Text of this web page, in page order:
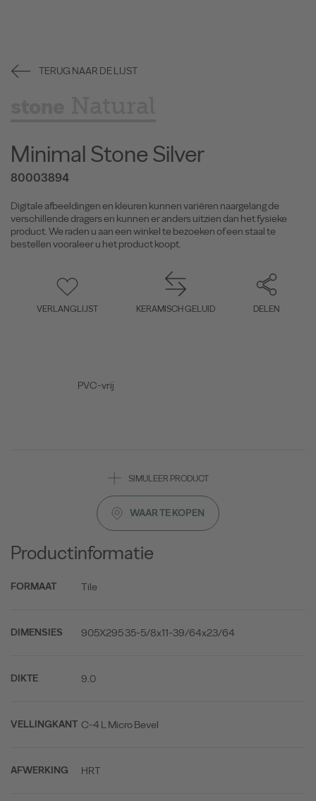
TERUG NAAR DE LIJST
Minimal Stone Silver
80003894
Digitale afbeeldingen en kleuren kunnen variëren naargelang de
verschillende dragers en kunnen er anders uitzien dan het fysieke
product. We raden u aan een winkel te bezoeken of een staal te
bestellen vooraleer u het product koopt.
VERLANGLIJST KERAMISCH GELUID DELEN
PVC-vrij
SIMULEER PRODUCT
WAAR TE KOPEN
Productinformatie
FORMAAT Tile
DIMENSIES 905X295 35-5/8x11-39/64x23/64
DIKTE 9.0
VELLINGKANT C-4 L Micro Bevel
AFWERKING HRT